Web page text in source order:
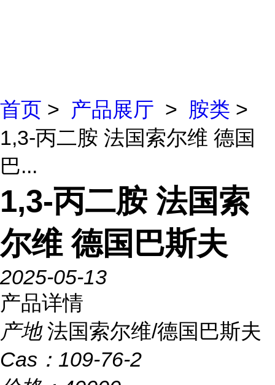
首页 > 产品展厅 > 胺类 >
1,3-丙二胺 法国索尔维 德国
巴...
1,3-丙二胺 法国索
尔维 德国巴斯夫
2025-05-13
产品详情
产地 法国索尔维/德国巴斯夫
Cas： 109-76-2